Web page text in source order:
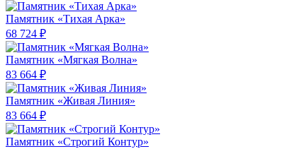
Памятник «Тихая Арка»
68 724 ₽
Памятник «Мягкая Волна»
83 664 ₽
Памятник «Живая Линия»
83 664 ₽
Памятник «Строгий Контур»